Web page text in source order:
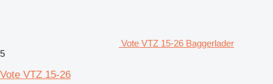
Vote VTZ 15-26 Baggerlader
5
Vote VTZ 15-26